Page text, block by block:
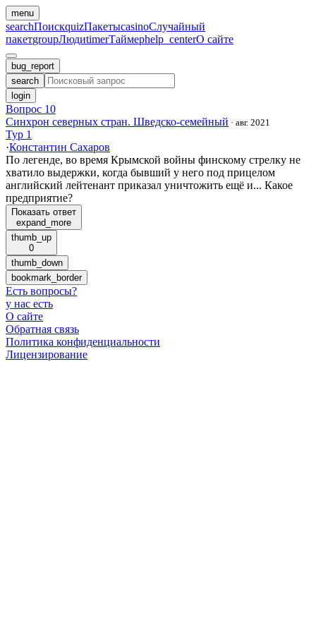
menu
searchПоискquizПакетыcasinoСлучайный
пакетgroupЛюдиtimerТаймерhelp_centerО сайте
bug_report
search
login
Вопрос 10
Синхрон северных стран. Шведско-семейный · авг. 2021
Тур 1
·Константин Сахаров
По легенде, во время Крымской войны финскому стрелку не
хватило выдержки, когда бывший у него под прицелом
английский лейтенант приказал уничтожить ещё и... Какое
предприятие?
Показать ответ
expand_more
thumb_up
0
thumb_down
bookmark_border
Есть вопросы?
у нас есть
О сайте
Обратная связь
Политика конфиденциальности
Лицензирование